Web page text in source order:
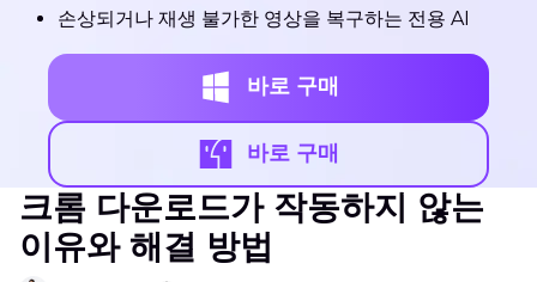
손상되거나 재생 불가한 영상을 복구하는 전용 AI
바로 구매
바로 구매
크롬 다운로드가 작동하지 않는
이유와 해결 방법